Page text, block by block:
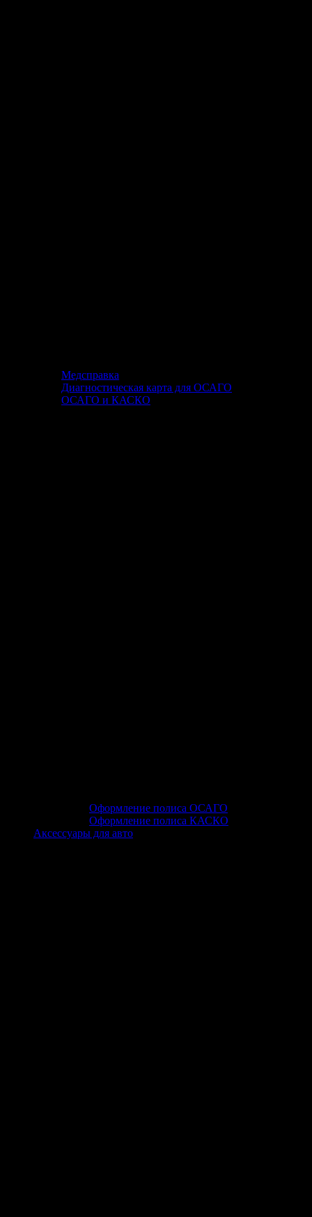
Медсправка
Диагностическая карта для ОСАГО
ОСАГО и КАСКО
Оформление полиса ОСАГО
Оформление полиса КАСКО
Аксессуары для авто